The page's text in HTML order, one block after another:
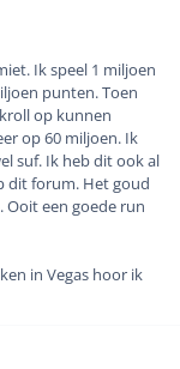
Ik speel 1 miljoen
punten. Toen
op kunnen
op 60 miljoen. Ik
suf. Ik heb dit ook al
dit forum. Het goud
Ooit een goede run
in Vegas hoor ik